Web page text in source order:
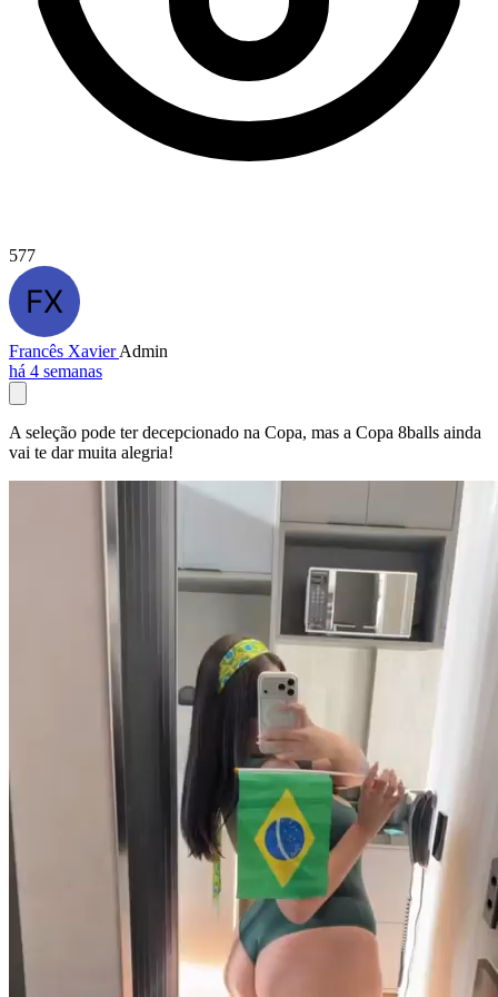
577
Francês XavierAdmin
há 4 semanas
A seleção pode ter decepcionado na Copa, mas a Copa 8balls ainda
vai te dar muita alegria!